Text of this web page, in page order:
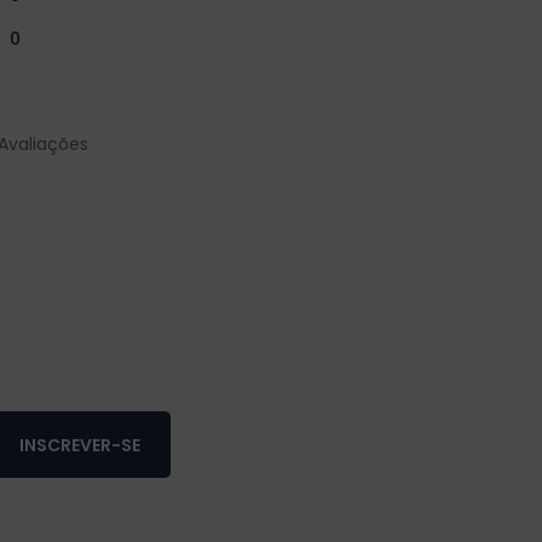
0
INSCREVER-SE